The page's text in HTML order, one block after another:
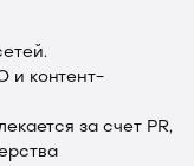
и контент-
за счет PR,